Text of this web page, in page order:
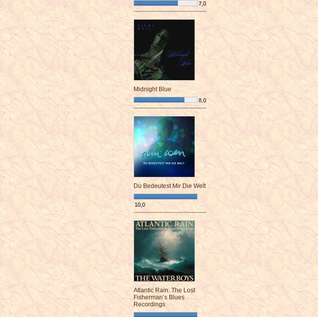
7,0
¯¯¯¯¯¯¯¯¯¯¯¯¯¯¯¯¯¯¯¯¯¯¯¯
Midnight Blue
8,0
¯¯¯¯¯¯¯¯¯¯¯¯¯¯¯¯¯¯¯¯¯¯¯¯
Du Bedeutest Mir Die Welt
10,0
¯¯¯¯¯¯¯¯¯¯¯¯¯¯¯¯¯¯¯¯¯¯¯¯
Atlantic Rain: The Lost
Fisherman’s Blues
Recordings